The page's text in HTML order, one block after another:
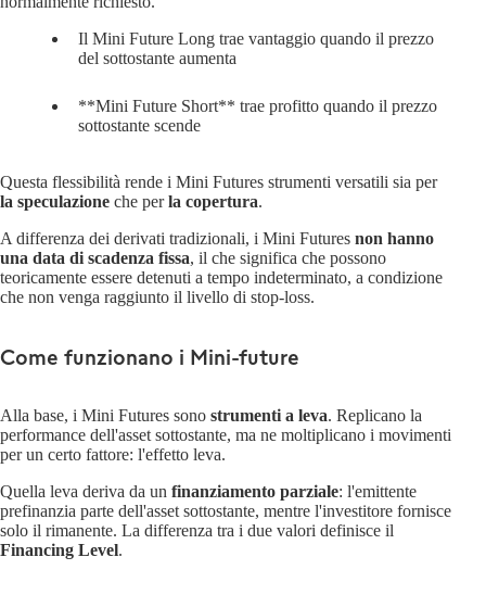
Il Mini Future Long trae vantaggio quando il prezzo
del sottostante aumenta
**Mini Future Short** trae profitto quando il prezzo
sottostante scende
Questa flessibilità rende i Mini Futures strumenti versatili sia per
la speculazione che perla copertura.
A differenza dei derivati tradizionali, i Mini Futures non hanno
una data di scadenza fissa, il che significa che possono
teoricamente essere detenuti a tempo indeterminato, a condizione
che non venga raggiunto il livello di stop-loss.
Come funzionano i Mini-future
Alla base, i Mini Futures sono strumenti a leva. Replicano la
performance dell'asset sottostante, ma ne moltiplicano i movimenti
per un certo fattore: l'effetto leva.
Quella leva deriva da un finanziamento parziale: l'emittente
prefinanzia parte dell'asset sottostante, mentre l'investitore fornisce
solo il rimanente. La differenza tra i due valori definisce il
Financing Level.